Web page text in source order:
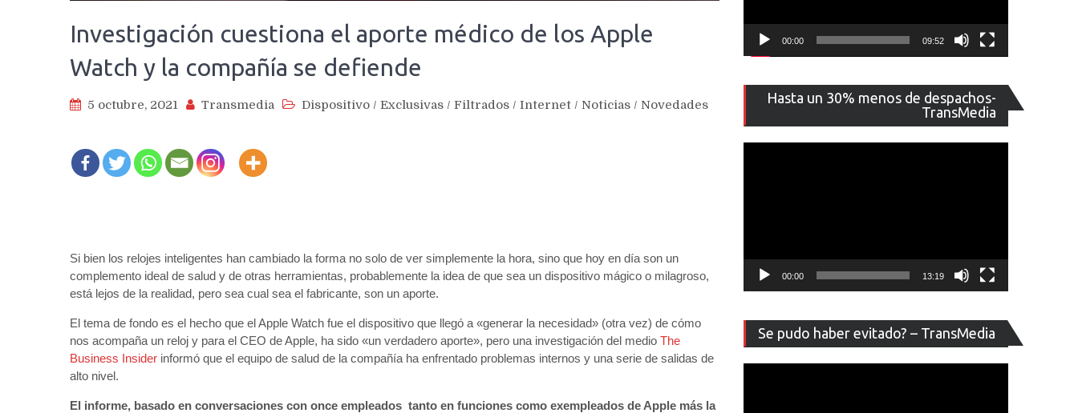
Investigación cuestiona el aporte médico de los Apple
Watch y la compañía se defiende
5 octubre, 2021 Transmedia Dispositivo / Exclusivas / Filtrados / Internet / Noticias / Novedades
Si bien los relojes inteligentes han cambiado la forma no solo de ver simplemente la hora, sino que hoy en día son un
complemento ideal de salud y de otras herramientas, probablemente la idea de que sea un dispositivo mágico o milagroso,
está lejos de la realidad, pero sea cual sea el fabricante, son un aporte.
El tema de fondo es el hecho que el Apple Watch fue el dispositivo que llegó a «generar la necesidad» (otra vez) de cómo
nos acompaña un reloj y para el CEO de Apple, ha sido «un verdadero aporte», pero una investigación del medio The
Business Insider informó que el equipo de salud de la compañía ha enfrentado problemas internos y una serie de salidas de
alto nivel.
El informe, basado en conversaciones con once empleados tanto en funciones como exempleados de Apple más la
00:00 09:52
Hasta un 30% menos de despachos-
TransMedia
de
vídeo
00:00 13:19
Se pudo haber evitado? – TransMedia
de
vídeo